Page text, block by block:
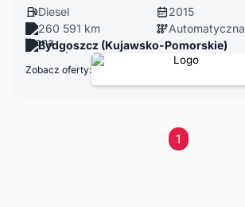
Diesel
2015
260 591 km
Automatyczna
Bydgoszcz (Kujawsko-Pomorskie)
Zobacz oferty:
1